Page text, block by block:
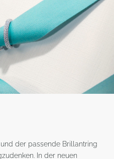
der passende Brillantring
In der neuen